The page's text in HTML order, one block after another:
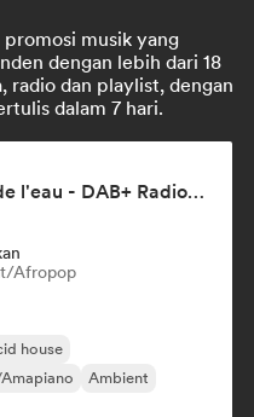
musik yang
dengan lebih dari 18
radio dan playlist, dengan
dalam 7 hari.
La Radio du bord de l'eau - DAB+ Radio Station (Switzerland)
Afropop
house
Ambient